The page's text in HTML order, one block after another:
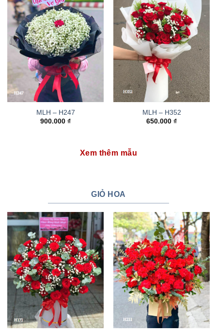
MLH – H247
900.000 ₫
MLH – H352
650.000 ₫
Xem thêm mẫu
GIỎ HOA